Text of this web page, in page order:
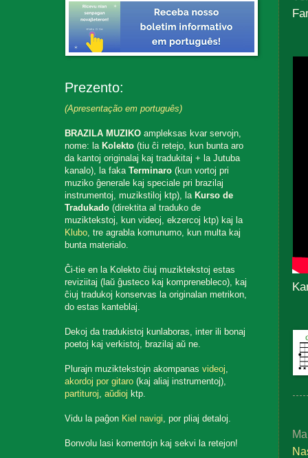
Prezento:
(Apresentação em português)
BRAZILA MUZIKO ampleksas kvar servojn,
nome: la Kolekto (tiu ĉi retejo, kun bunta aro
da kantoj originalaj kaj tradukitaj + la Jutuba
kanalo), la fakaTerminaro (kun vortoj pri
muziko ĝenerale kaj speciale pri brazilaj
instrumentoj, muzikstiloj ktp), la Kurso de
Tradukado (direktita al traduko de
muziktekstoj, kun videoj, ekzercoj ktp) kaj la
Klubo, tre agrabla komunumo, kun multa kaj
bunta materialo.
Ĉi-tie en la Kolekto ĉiuj muziktekstoj estas
reviziitaj (laŭ ĝusteco kaj komprenebleco), kaj
ĉiuj tradukoj konservas la originalan metrikon,
do estas kanteblaj.
Dekoj da tradukistoj kunlaboras, inter ili bonaj
poetoj kaj verkistoj, brazilaj aŭ ne.
Plurajn muziktekstojn akompanasvideoj,
akordoj por gitaro (kaj aliaj instrumentoj),
partituroj,aŭdioj ktp.
Vidu la paĝon Kiel navigi, por pliaj detaloj.
Bonvolu lasi komentojn kaj sekvi la retejon!